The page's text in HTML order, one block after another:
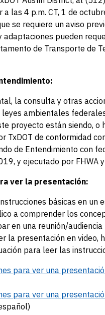
las 4 p.m. CT, 1 de
se requiere un aviso
adaptaciones pueden
de Transporte de
la consulta y otras
ambientales
proyecto están siendo, o
TxDOT de conformidad
de Entendimiento con
y ejecutado por FHWA y
ver la presentación:
básicas en un
a comprender los
en una reunión/
la presentación en video,
para leer las
para ver una
para ver una